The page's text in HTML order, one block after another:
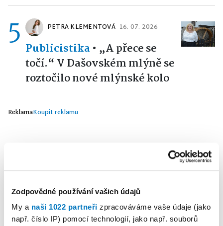
Zodpovědné používání vašich údajů
My a naši 1022 partneři zpracováváme vaše údaje (jako
např. číslo IP) pomocí technologií, jako např. souborů
5 PETRA KLEMENTOVÁ 16. 07. 2026
Publicistika• „A přece se
točí.“ V Dašovském mlýně se
roztočilo nové mlýnské kolo
ReklamaKoupit reklamu